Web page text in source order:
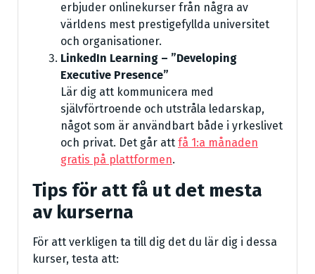
erbjuder onlinekurser från några av
världens mest prestigefyllda universitet
och organisationer.
LinkedIn Learning – ”Developing
Executive Presence”
Lär dig att kommunicera med
självförtroende och utstråla ledarskap,
något som är användbart både i yrkeslivet
och privat. Det går att få 1:a månaden
gratis på plattformen.
Tips för att få ut det mesta
av kurserna
För att verkligen ta till dig det du lär dig i dessa
kurser, testa att: